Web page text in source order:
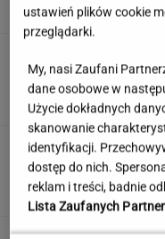
osobom
MATERIAŁ
ustawień plików cookie
przeglądarki.
My, nasi Zaufani
dane osobowe w
Użycie dokładnych
skanowanie
identyfikacji.
dostęp do nich.
reklam i treści, badnie
Lista Zaufanych